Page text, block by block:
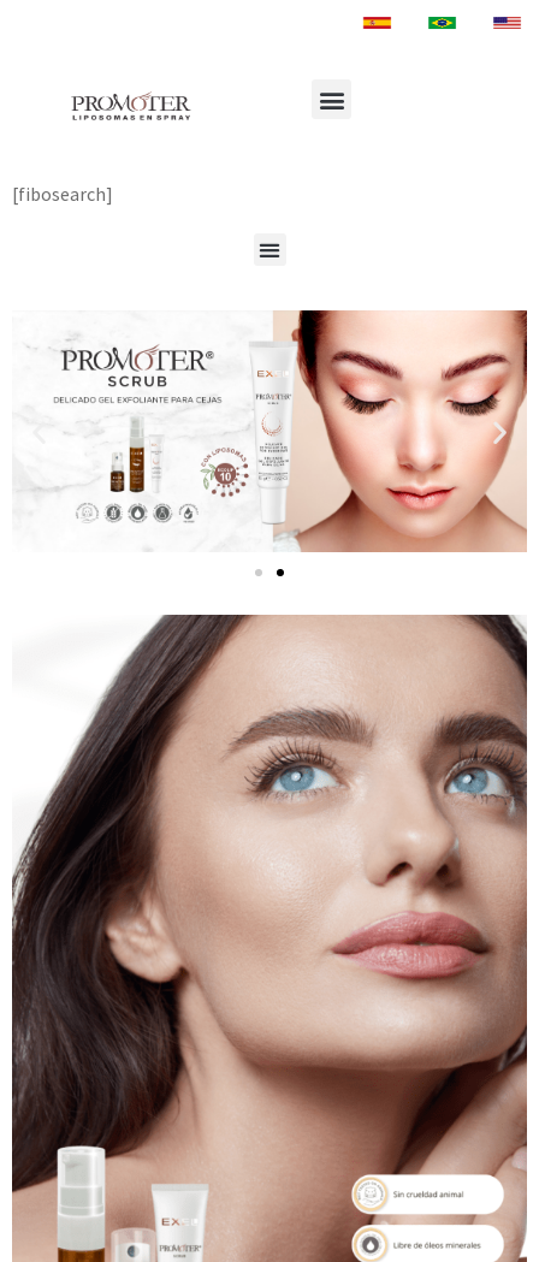
[fibosearch]